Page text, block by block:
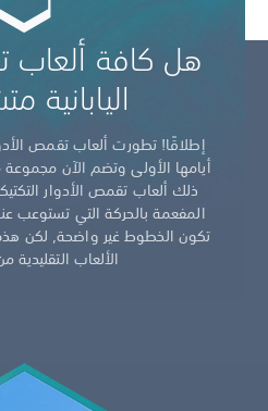
هل كافة ألعاب
اليابانية
إطلاقًا! تطورت ألعاب تقمص
أيامها الأولى وتضم الآن مجموعة
ذلك ألعاب تقمص الأدوار
المفعمة بالحركة التي تستوعب
تكون الخطوط غير واضحة, لكن
الألعاب التقليدية